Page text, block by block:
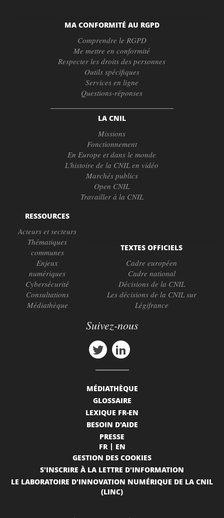
MA CONFORMITÉ AU RGPD
Comprendre le RGPD
Me mettre en conformité
Respecter les droits des personnes
Outils spécifiques
Services en ligne
Questions-réponses
LA CNIL
Missions
Fonctionnement
En Europe et dans le monde
L'histoire de la CNIL en vidéo
Marchés publics
Open CNIL
Travailler à la CNIL
RESSOURCES
Acteurs et secteurs
Thématiques
communes
Enjeux
numériques
Cybersécurité
Consultations
Médiathèque
TEXTES OFFICIELS
Cadre européen
Cadre national
Décisions de la CNIL
Les décisions de la CNIL sur
Légifrance
Suivez-nous
MÉDIATHÈQUE
GLOSSAIRE
LEXIQUE FR-EN
BESOIN D'AIDE
PRESSE
FR
EN
GESTION DES COOKIES
S'INSCRIRE À LA LETTRE D'INFORMATION
LE LABORATOIRE D'INNOVATION NUMÉRIQUE DE LA CNIL
(LINC)